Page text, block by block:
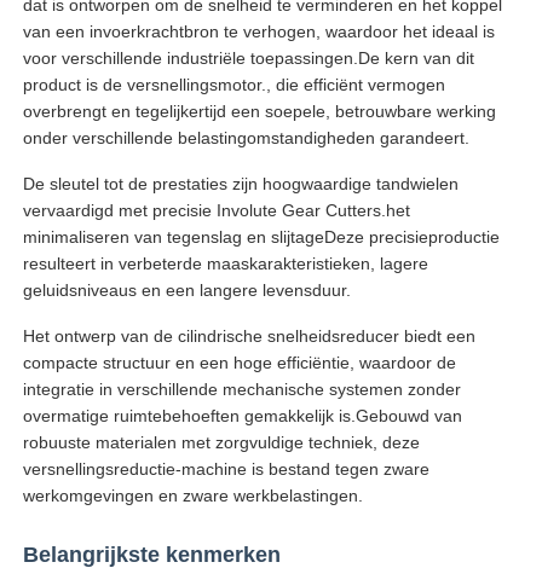
Thuis
dat is ontworpen om de snelheid te verminderen en het koppel
van een invoerkrachtbron te verhogen, waardoor het ideaal is
voor verschillende industriële toepassingen.De kern van dit
product is de versnellingsmotor., die efficiënt vermogen
overbrengt en tegelijkertijd een soepele, betrouwbare werking
onder verschillende belastingomstandigheden garandeert.
De sleutel tot de prestaties zijn hoogwaardige tandwielen
vervaardigd met precisie Involute Gear Cutters.het
minimaliseren van tegenslag en slijtageDeze precisieproductie
resulteert in verbeterde maaskarakteristieken, lagere
geluidsniveaus en een langere levensduur.
Het ontwerp van de cilindrische snelheidsreducer biedt een
compacte structuur en een hoge efficiëntie, waardoor de
integratie in verschillende mechanische systemen zonder
overmatige ruimtebehoeften gemakkelijk is.Gebouwd van
robuuste materialen met zorgvuldige techniek, deze
versnellingsreductie-machine is bestand tegen zware
werkomgevingen en zware werkbelastingen.
Belangrijkste kenmerken